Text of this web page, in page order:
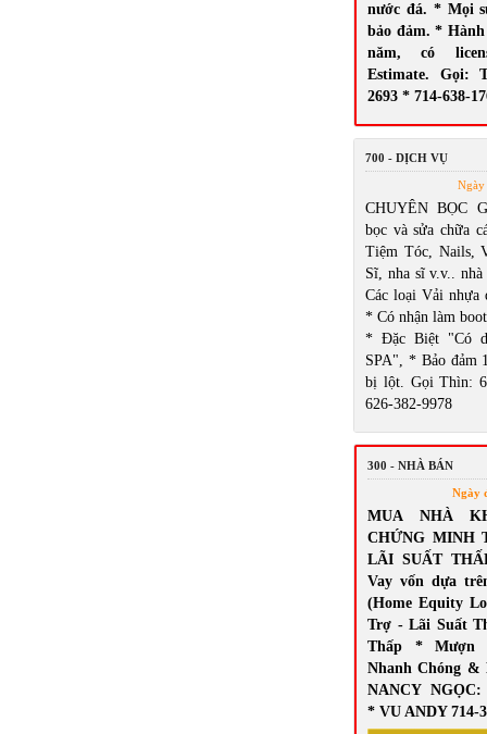
nước đá. * Mọi
bảo đảm. *
năm, có
Estimate. Gọi:
2693 * 714-638-
700 - DỊCH VỤ
Ngày
CHUYÊN BỌC
bọc và sửa chữa
Tiệm Tóc, Nails,
Sĩ, nha sĩ v.v..
Các loại Vải nhựa
* Có nhận làm
* Đặc Biệt "Có
SPA", * Bảo đảm
bị lột. Gọi Thìn:
626-382-9978
300 - NHÀ BÁN
Ngày
MUA NHÀ
CHỨNG MINH
LÃI SUẤT
Vay vốn dựa
(Home Equity
Trợ - Lãi Suất
Thấp * Mượn
Nhanh Chóng &
NANCY NGỌC:
* VU ANDY 714-